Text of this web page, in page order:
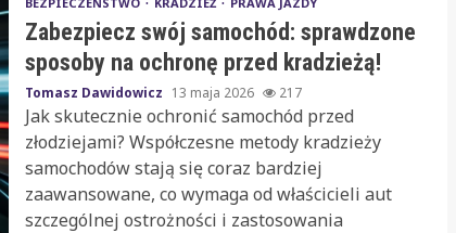
Zabezpiecz swój samochód: sprawdzone
sposoby na ochronę przed kradzieżą!
Tomasz Dawidowicz 13 maja 2026 217
Jak skutecznie ochronić samochód przed
złodziejami? Współczesne metody kradzieży
samochodów stają się coraz bardziej
zaawansowane, co wymaga od właścicieli aut
szczególnej ostrożności i zastosowania